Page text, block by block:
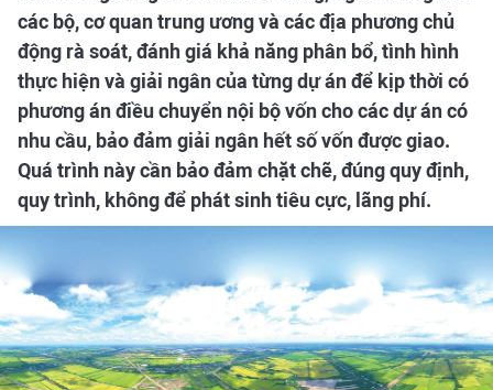
các bộ, cơ quan trung ương và các địa phương chủ
động rà soát, đánh giá khả năng phân bổ, tình hình
thực hiện và giải ngân của từng dự án để kịp thời có
phương án điều chuyển nội bộ vốn cho các dự án có
nhu cầu, bảo đảm giải ngân hết số vốn được giao.
Quá trình này cần bảo đảm chặt chẽ, đúng quy định,
quy trình, không để phát sinh tiêu cực, lãng phí.